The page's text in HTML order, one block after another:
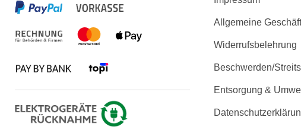
Allgemeine
Widerrufsbelehrung
Beschwerden/
Entsorgung &